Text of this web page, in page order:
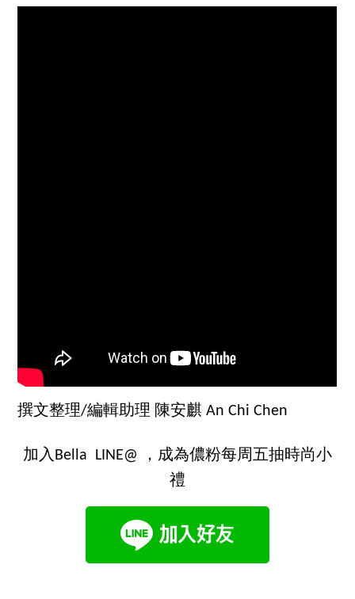
撰文整理/編輯助理 陳安麒 An Chi Chen
加入Bella LINE@ ，成為儂粉每周五抽時尚小
禮